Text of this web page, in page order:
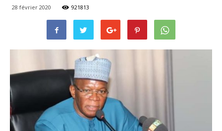
28 février 2020 921813